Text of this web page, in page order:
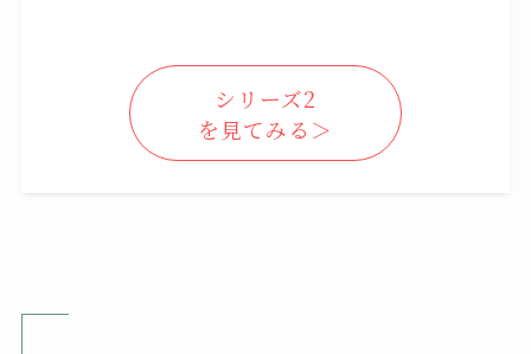
シリーズ2
を見てみる＞